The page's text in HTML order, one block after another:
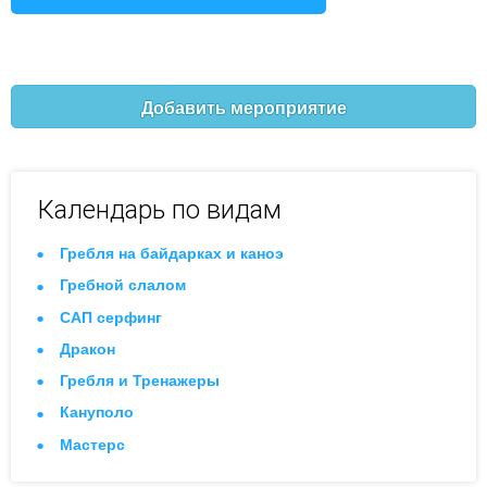
Добавить мероприятие
Календарь по видам
Гребля на байдарках и каноэ
Гребной слалом
САП серфинг
Дракон
Гребля и Тренажеры
Кануполо
Мастерс